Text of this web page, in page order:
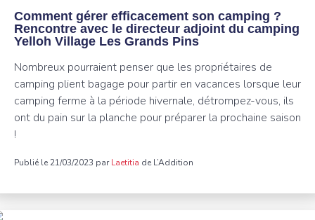
Comment gérer efficacement son camping ?
Rencontre avec le directeur adjoint du camping
Yelloh Village Les Grands Pins
Nombreux pourraient penser que les propriétaires de
camping plient bagage pour partir en vacances lorsque leur
camping ferme à la période hivernale, détrompez-vous, ils
ont du pain sur la planche pour préparer la prochaine saison
!
Publié le 21/03/2023 parLaetitia de L’Addition